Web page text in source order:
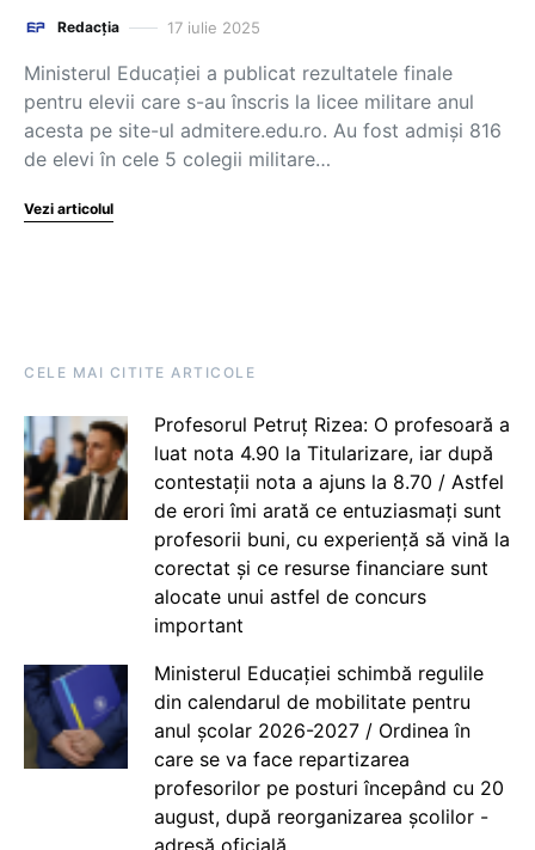
Redacția 17 iulie 2025
Ministerul Educației a publicat rezultatele finale
pentru elevii care s-au înscris la licee militare anul
acesta pe site-ul admitere.edu.ro. Au fost admiși 816
de elevi în cele 5 colegii militare…
Vezi articolul
CELE MAI CITITE ARTICOLE
Profesorul Petruț Rizea: O profesoară a
luat nota 4.90 la Titularizare, iar după
contestații nota a ajuns la 8.70 / Astfel
de erori îmi arată ce entuziasmați sunt
profesorii buni, cu experiență să vină la
corectat și ce resurse financiare sunt
alocate unui astfel de concurs
important
Ministerul Educației schimbă regulile
din calendarul de mobilitate pentru
anul școlar 2026-2027 / Ordinea în
care se va face repartizarea
profesorilor pe posturi începând cu 20
august, după reorganizarea școlilor -
adresă oficială